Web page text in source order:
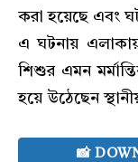
করা হয়েছে এবং
এ ঘটনায়
শিশুর এমন
হয়ে উঠেছেন
📸